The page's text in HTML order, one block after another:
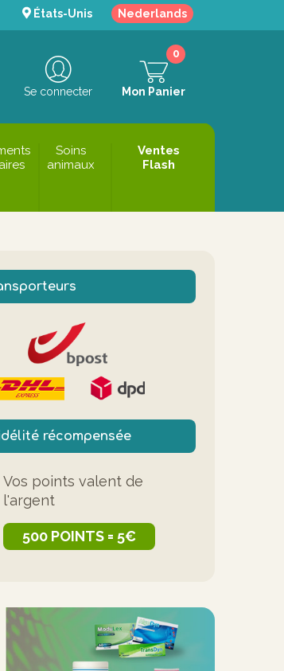
États-Unis Nederlands
Se connecter Mon Panier
0
Soins
animaux
Ventes
Flash
récompensée
Vos points valent de
l'argent
500 POINTS = 5€